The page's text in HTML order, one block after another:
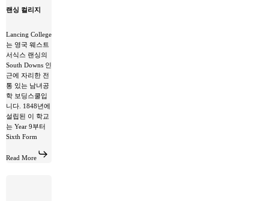
리
랜싱 컬리지
Lancing College
는 영국 웨스트
서식스 랜싱의
South Downs 인
근에 자리한 전
통 있는 남녀공
학 보딩스쿨입
니다. 1848년에
설립된 이 학교
는 Year 9부터
Sixth Form
Read More